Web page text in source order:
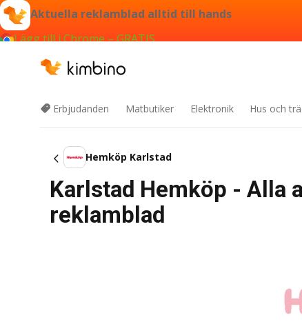
Aktuella reklamblad alltid till hands
Lägg till i Chrome – GRATIS
Erbjudanden Matbutiker Elektronik Hus och
Hemköp Karlstad
Karlstad Hemköp - Alla
reklamblad